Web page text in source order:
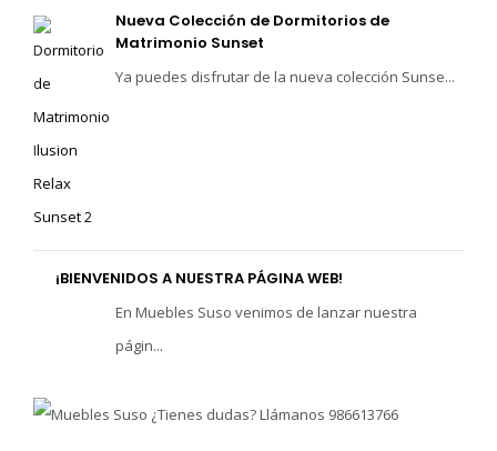
Nueva Colección de Dormitorios de
Matrimonio Sunset
Ya puedes disfrutar de la nueva colección Sunse...
¡BIENVENIDOS A NUESTRA PÁGINA WEB!
En Muebles Suso venimos de lanzar nuestra
págin...